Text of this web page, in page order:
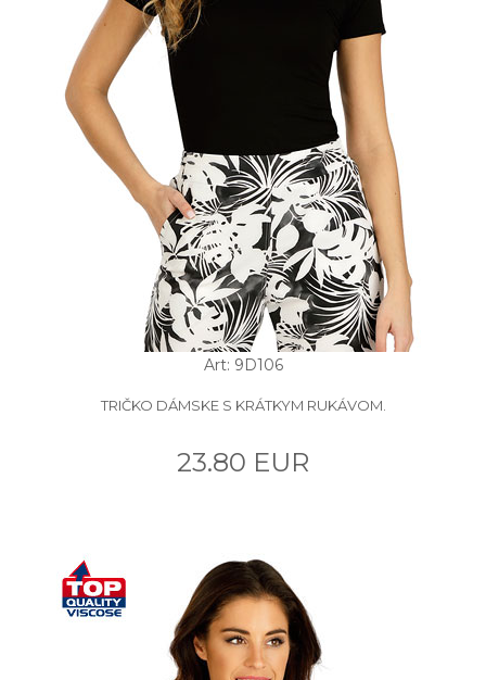
Art: 9D106
TRIČKO DÁMSKE S KRÁTKYM RUKÁVOM.
23.80 EUR